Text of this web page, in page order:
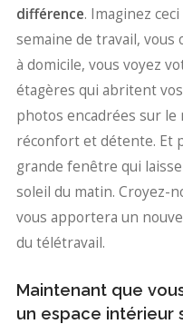
différence. Imaginez
semaine de travail,
à domicile, vous voyez
étagères qui abritent
photos encadrées sur
réconfort et détente. Et
grande fenêtre qui
soleil du matin. Croyez-
vous apportera un
du télétravail.
Maintenant que
un espace intérieur